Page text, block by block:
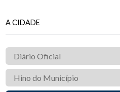
A CIDADE
Diário Oficial
Hino do Município